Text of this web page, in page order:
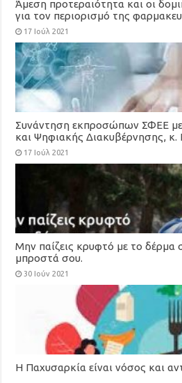
Άμεση προτεραιότητα και οι
για τον περιορισμό της
17 Ιούλ 2021
Συνάντηση εκπροσώπων ΣΦΕΕ με
και Ψηφιακής Διακυβέρνησης, κ.
17 Ιούλ 2021
Μην παίζεις κρυφτό με το δέρμα
μπροστά σου.
30 Ιούν 2021
Η Παχυσαρκία είναι νόσος και